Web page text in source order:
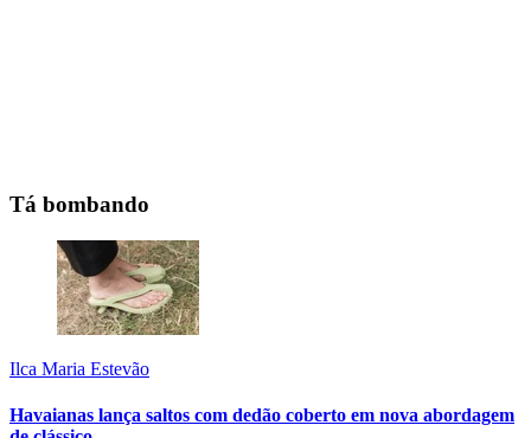
Tá bombando
Ilca Maria Estevão
Havaianas lança saltos com dedão coberto em nova abordagem